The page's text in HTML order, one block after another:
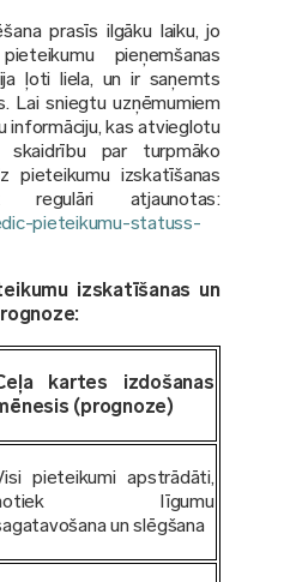
prasīs ilgāku laiku, jo
pieņemšanas
ļoti liela, un ir saņemts
Lai sniegtu uzņēmumiem
informāciju, kas atvieglotu
skaidrību par turpmāko
pieteikumu izskatīšanas
atjaunotas:
pieteikumu-statuss-
izskatīšanas un
kartes izdošanas
(prognoze)
pieteikumi apstrādāti,
līgumu
un slēgšana